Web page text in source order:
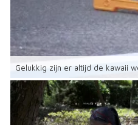
Gelukkig zijn er altijd de kawaii